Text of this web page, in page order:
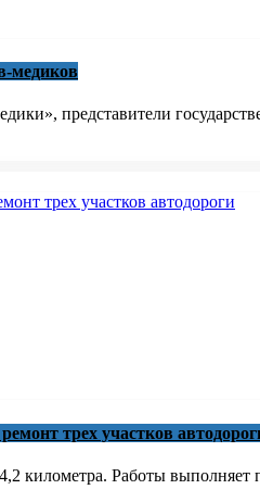
медиков
представители
трех участков
километра. Работы выполняет